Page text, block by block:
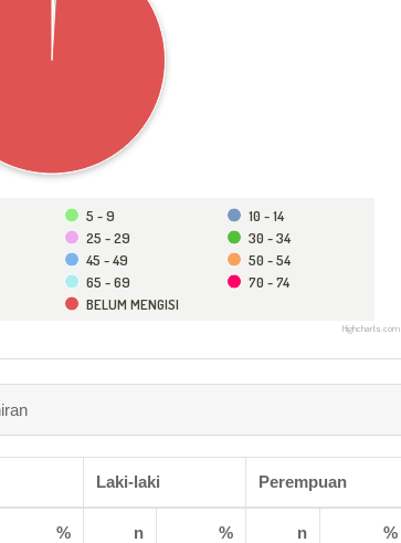
5 - 9
10 - 14
25 - 29
30 - 34
45 - 49
50 - 54
65 - 69
70 - 74
BELUM MENGISI
Highcharts.com
Laki-laki Perempuan
% n % n %